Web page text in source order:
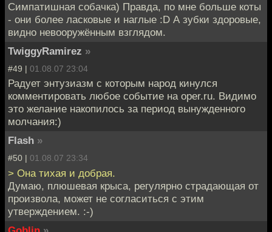
Симпатишная собачка) Правда, по мне больше коты
- они более ласковые и наглые :D А зубки здоровые,
видно невооружённым взглядом.
TwiggyRamirez »
#49 | 01.08.07 23:04
Радует энтузиазм с которым народ кинулся
комментировать любое событие на oper.ru. Видимо
это желание накопилось за период вынужденного
молчания:)
Flash »
#50 | 01.08.07 23:34
> Она тихая и добрая.
Думаю, плюшевая крыса, регулярно страдающая от
произвола, может не согласиться с этим
утверждением. :-)